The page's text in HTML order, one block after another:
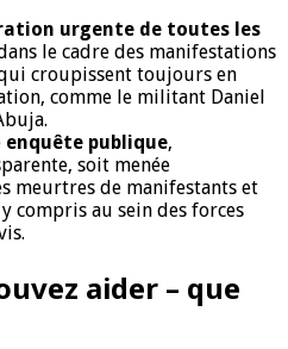
urgente de toutes les
le cadre des manifestations
croupissent toujours en
comme le militant Daniel
enquête publique,
soit menée
meurtres de manifestants et
compris au sein des forces
aider – que